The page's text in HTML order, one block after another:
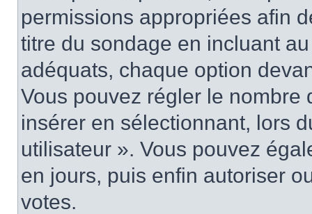
permissions appropriées afin
titre du sondage en incluant
adéquats, chaque option
Vous pouvez régler le nombre
insérer en sélectionnant, lors
utilisateur ». Vous pouvez
en jours, puis enfin autoriser
votes.